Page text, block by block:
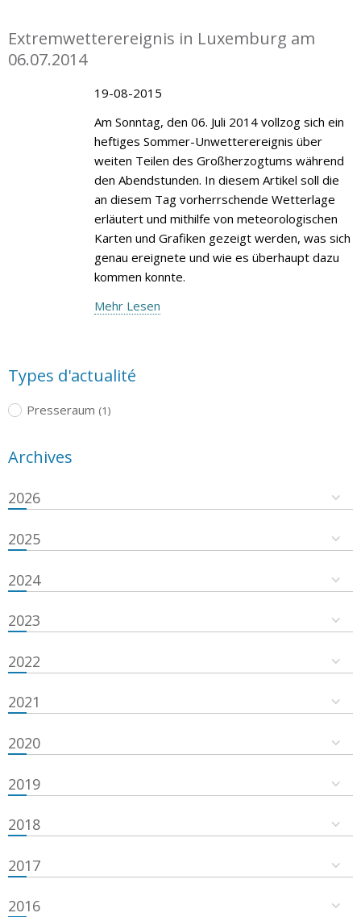
Extremwetterereignis in Luxemburg am
06.07.2014
19-08-2015
Am Sonntag, den 06. Juli 2014 vollzog sich ein
heftiges Sommer-Unwetterereignis über
weiten Teilen des Großherzogtums während
den Abendstunden. In diesem Artikel soll die
an diesem Tag vorherrschende Wetterlage
erläutert und mithilfe von meteorologischen
Karten und Grafiken gezeigt werden, was sich
genau ereignete und wie es überhaupt dazu
kommen konnte.
Mehr Lesen
Types d'actualité
Presseraum (1)
Archives
2026
2025
2024
2023
2022
2021
2020
2019
2018
2017
2016